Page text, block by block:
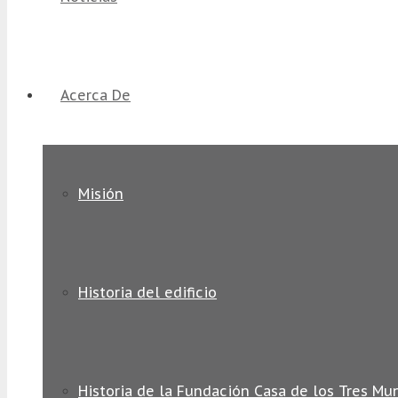
Acerca De
Misión
Historia del edificio
Historia de la Fundación Casa de los Tres